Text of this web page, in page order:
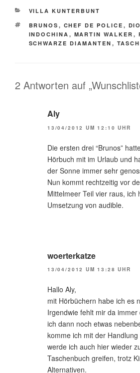
KATEGORIEN
VILLA KUNTERBUNT
SCHLAGWÖRTER
BRUNOS , CHEF DE POLICE ,
INDOCHINA , MARTIN WALKER ,
SCHWARZE DIAMANTEN ,
2 Antworten auf
Aly
13/04/2012 UM 12:10 UHR
Die ersten drei “Brunos”
Hörbuch mit im Urlaub und
der Sonne immer sehr
Nun kommt rechtzeitig vor
Mittelmeer Teil vier raus, ich
Umsetzung von audible.
woerterkatze
13/04/2012 UM 13:28 UHR
Hallo Aly,
mit Hörbüchern habe ich es
Irgendwie fehlt mir da
ich dann noch etwas
komme ich mit der
werde ich auch hier wieder
Taschenbuch greifen, trotz
Alternativen.